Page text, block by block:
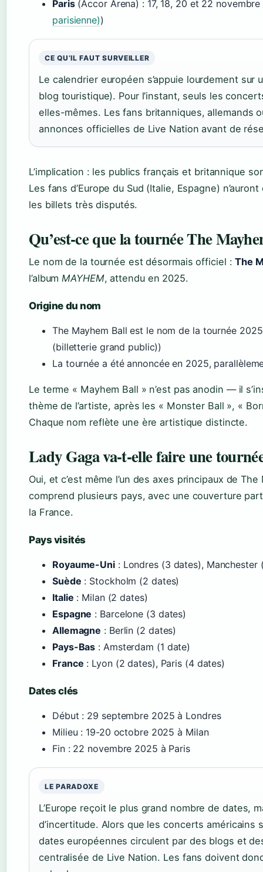
Paris(Accor Arena) : 17, 18, 20 et 22
parisienne))
CE QU’IL FAUT SURVEILLER
Le calendrier européen s’appuie lourdement sur
blog touristique). Pour l’instant, seuls les
elles-mêmes. Les fans britanniques, allemands
annonces officielles de Live Nation avant de
L’implication : les publics français et britannique
Les fans d’Europe du Sud (Italie, Espagne)
les billets très disputés.
Qu’est-ce que la tournée The
Le nom de la tournée est désormais officiel :The
l’albumMAYHEM, attendu en 2025.
Origine du nom
The Mayhem Ball est le nom de la tournée
(billetterie grand public))
La tournée a été annoncée en 2025,
Le terme « Mayhem Ball » n’est pas anodin — il
thème de l’artiste, après les « Monster Ball », «
Chaque nom reflète une ère artistique distincte.
Lady Gaga va-t-elle faire une
Oui, et c’est même l’un des axes principaux de
comprend plusieurs pays, avec une couverture
la France.
Pays visités
Royaume-Uni: Londres (3 dates), Manchester
Suède : Stockholm (2 dates)
Italie : Milan (2 dates)
Espagne : Barcelone (3 dates)
Allemagne : Berlin (2 dates)
Pays-Bas : Amsterdam (1 date)
France : Lyon (2 dates), Paris (4 dates)
Dates clés
Début : 29 septembre 2025 à Londres
Milieu : 19-20 octobre 2025 à Milan
Fin : 22 novembre 2025 à Paris
LE PARADOXE
L’Europe reçoit le plus grand nombre de dates,
d’incertitude. Alors que les concerts américains
dates européennes circulent par des blogs et
centralisée de Live Nation. Les fans doivent